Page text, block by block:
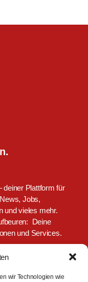
wir Technologien wie
deiner Plattform für
Jobs,
und vieles mehr.
Deine
und Services.